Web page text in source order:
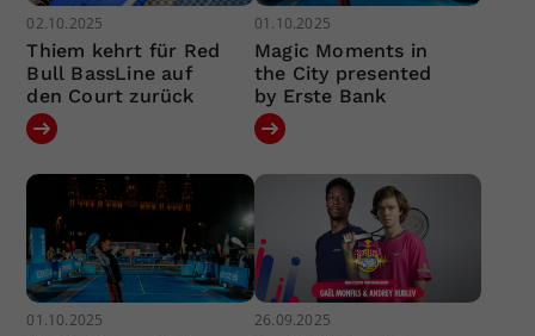
02.10.2025
Thiem kehrt für Red
Bull BassLine auf
den Court zurück
01.10.2025
Magic Moments in
the City presented
by Erste Bank
01.10.2025 26.09.2025